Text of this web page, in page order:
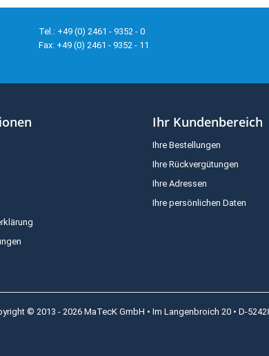
Tel.: +49 (0) 2461 - 9352 - 0
Fax: +49 (0) 2461 - 9352 - 11
Ihr Kundenbereich
Ihre Bestellungen
Ihre Rückvergütungen
Ihre Adressen
Ihre persönlichen Daten
© 2013 - 2026 MaTecK GmbH • Im Langenbroich 20 • D-